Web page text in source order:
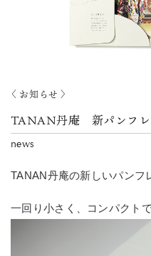
〈 お知らせ 〉
TANAN丹庵 新パンフレ
news
TANAN丹庵の新しいパンフ
一回り小さく、コンパクトで